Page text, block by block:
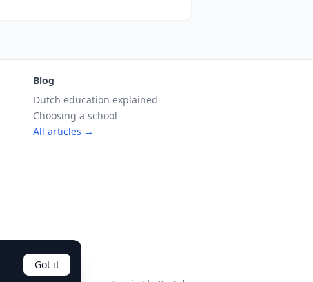
Blog
Dutch education explained
Choosing a school
All articles →
Got it